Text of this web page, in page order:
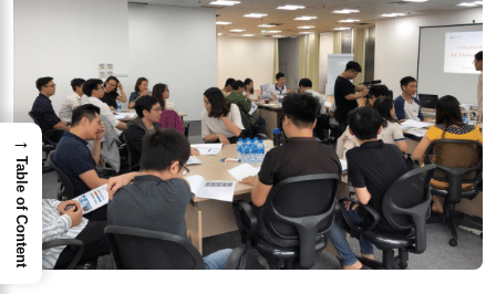
→
Table of Content